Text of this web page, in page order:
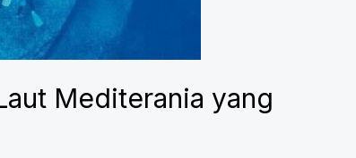
Mediterania yang